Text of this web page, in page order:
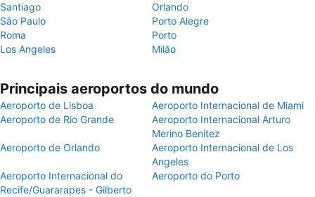
Santiago
Orlando
São Paulo
Porto Alegre
Roma
Porto
Los Angeles
Milão
Principais aeroportos do mundo
Aeroporto de Lisboa
Aeroporto Internacional de Miami
Aeroporto de Rio Grande
Aeroporto Internacional Arturo
Merino Benítez
Aeroporto de Orlando
Aeroporto Internacional de Los
Angeles
Aeroporto Internacional do
Recife/Guararapes - Gilberto
Aeroporto do Porto